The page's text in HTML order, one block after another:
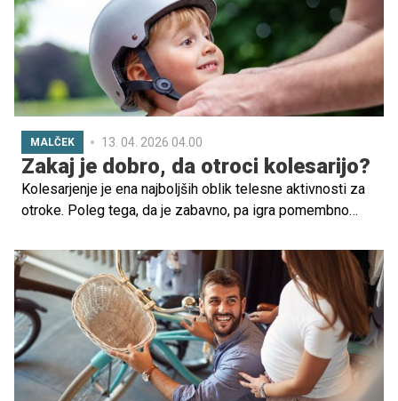
MALČEK 13. 04. 2026 04.00
Zakaj je dobro, da otroci kolesarijo?
Kolesarjenje je ena najboljših oblik telesne aktivnosti za
otroke. Poleg tega, da je zabavno, pa igra pomembno
izboljšanju ravnotežja in razvoju koordinacije. Z rednim
kolesarjenjem otrok gradi tudi kardiovaskularno
vzdržljivost in samostojnost.